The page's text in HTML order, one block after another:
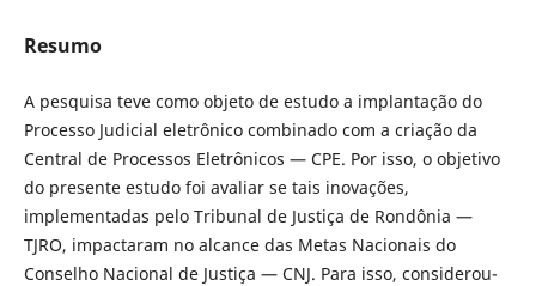
Resumo
A pesquisa teve como objeto de estudo a implantação do
Processo Judicial eletrônico combinado com a criação da
Central de Processos Eletrônicos — CPE. Por isso, o objetivo
do presente estudo foi avaliar se tais inovações,
implementadas pelo Tribunal de Justiça de Rondônia —
TJRO, impactaram no alcance das Metas Nacionais do
Conselho Nacional de Justiça — CNJ. Para isso, considerou-